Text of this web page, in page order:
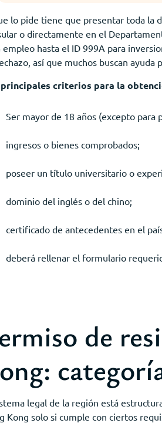
lo pide tiene que presentar toda la
o directamente en el
empleo hasta el ID 999A para
así que muchos buscan ayuda
criterios para la
Ser mayor de 18 años (excepto para
ingresos o bienes comprobados;
poseer un título universitario o
dominio del inglés o del chino;
certificado de antecedentes en el
deberá rellenar el formulario
de
legal de la región está
Kong solo si cumple con ciertos